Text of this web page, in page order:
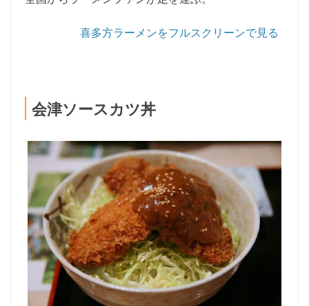
喜多方ラーメンをフルスクリーンで見る
会津ソースカツ丼